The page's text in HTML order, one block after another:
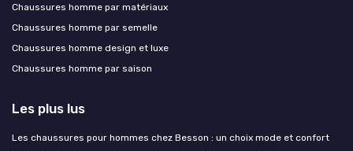
Chaussures homme par matériaux
Chaussures homme par semelle
Chaussures homme design et luxe
Chaussures homme par saison
Les plus lus
Les chaussures pour hommes chez Besson : un choix mode et confort